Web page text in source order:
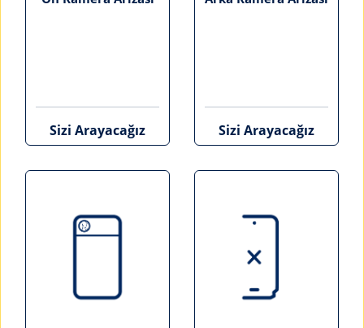
Sizi Arayacağız Sizi Arayacağız